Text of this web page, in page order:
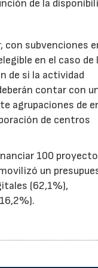
de la
con subvenciones
en el caso de
de si la actividad
contar con
agrupaciones de
de centros
100
un
(62,1%),